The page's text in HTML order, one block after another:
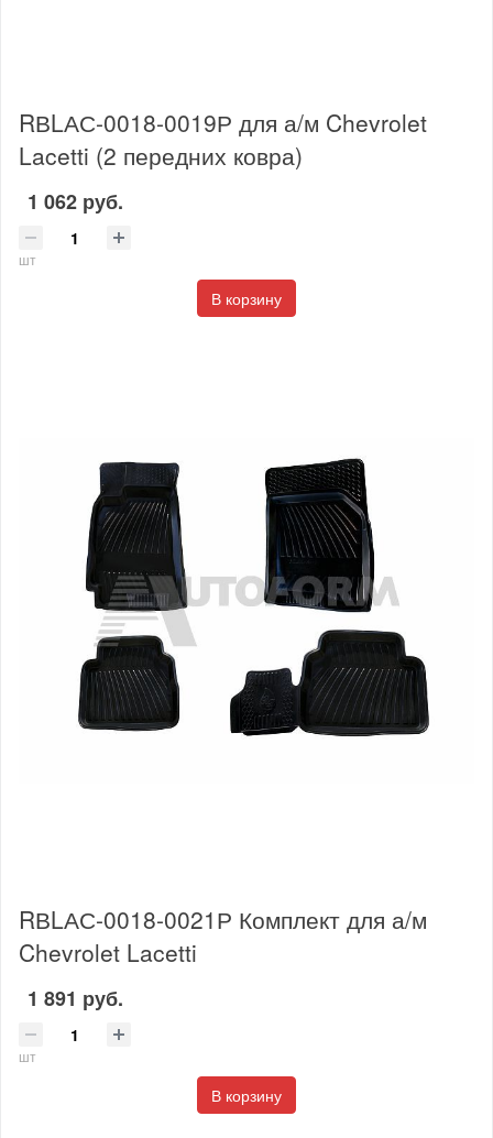
RВLАС-0018-0019Р для а/м Chevrolet
Lacetti (2 передних ковра)
1 062 руб.
шт
В корзину
RВLАС-0018-0021Р Комплект для а/м
Chevrolet Lacetti
1 891 руб.
шт
В корзину